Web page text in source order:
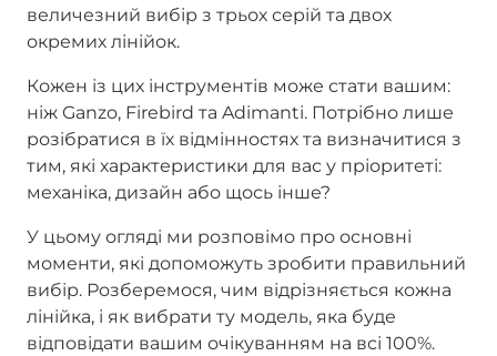
величезний вибір з трьох серій та двох
окремих лінійок.
Кожен із цих інструментів може стати вашим:
ніж Ganzo, Firebird та Adimanti. Потрібно лише
розібратися в їх відмінностях та визначитися з
тим, які характеристики для вас у пріоритеті:
механіка, дизайн або щось інше?
У цьому огляді ми розповімо про основні
моменти, які допоможуть зробити правильний
вибір. Розберемося, чим відрізняється кожна
лінійка, і як вибрати ту модель, яка буде
відповідати вашим очікуванням на всі 100%.